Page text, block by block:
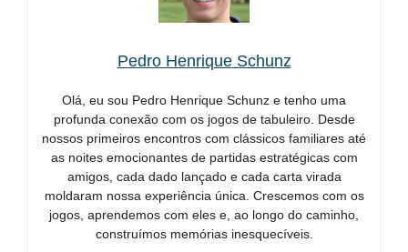
Pedro Henrique Schunz
Olá, eu sou Pedro Henrique Schunz e tenho uma
profunda conexão com os jogos de tabuleiro. Desde
nossos primeiros encontros com clássicos familiares até
as noites emocionantes de partidas estratégicas com
amigos, cada dado lançado e cada carta virada
moldaram nossa experiência única. Crescemos com os
jogos, aprendemos com eles e, ao longo do caminho,
construímos memórias inesquecíveis.